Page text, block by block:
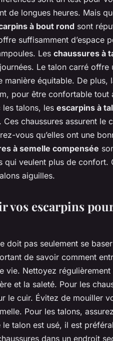
de longues heures. Mais
à bout rond sont
suffisamment d’espace
Les chaussures à
Le talon carré
équitable. De plus,
pour être confortable tout
les talons, les escarpins à
Ces chaussures assurent
vous qu’elles ont une
à semelle compensée
qui veulent plus de confort.
aiguilles.
vos escarpins
doit pas seulement se
de savoir comment
vie. Nettoyez
et la saleté. Pour les
le cuir. Évitez de mouiller
Pour les talons,
talon est usé, il est
dans un endroit